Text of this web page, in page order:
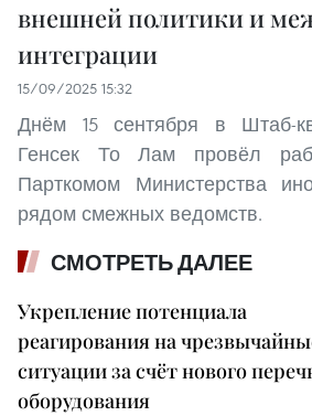
внешней политики и
интеграции
15/09/2025 15:32
Днём 15 сентября в Штаб-
Генсек То Лам провёл
Парткомом Министерства
рядом смежных ведомств.
СМОТРЕТЬ ДАЛЕЕ
Укрепление потенциала
реагирования на
ситуации за счёт нового
оборудования